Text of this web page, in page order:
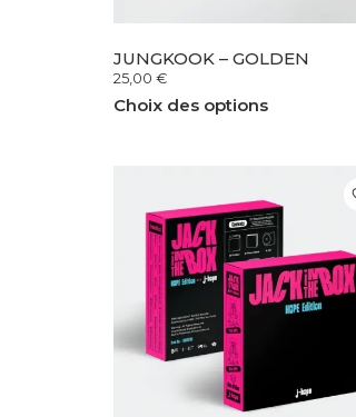
JUNGKOOK – GOLDEN
25,00 €
Choix des options